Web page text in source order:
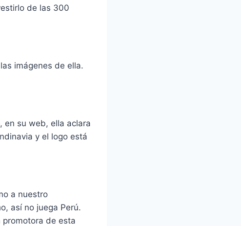
de las 300
imágenes de ella.
en su web, ella aclara
y el logo está
a nuestro
así no juega Perú.
promotora de esta